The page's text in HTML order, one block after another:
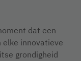
dat een
innovatieve
grondigheid